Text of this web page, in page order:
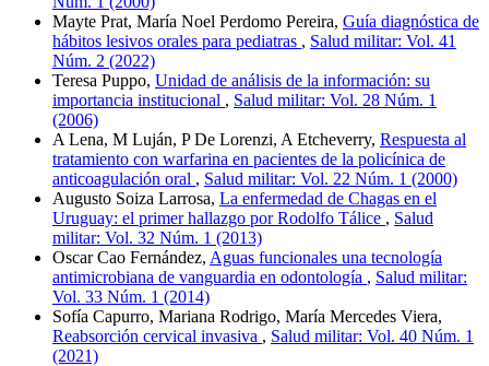
Mayte Prat, María Noel Perdomo Pereira, Guía diagnóstica de
hábitos lesivos orales para pediatras , Salud militar: Vol. 41
Núm. 2 (2022)
Teresa Puppo, Unidad de análisis de la información: su
importancia institucional , Salud militar: Vol. 28 Núm. 1
(2006)
A Lena, M Luján, P De Lorenzi, A Etcheverry, Respuesta al
tratamiento con warfarina en pacientes de la policínica de
anticoagulación oral , Salud militar: Vol. 22 Núm. 1 (2000)
Augusto Soiza Larrosa, La enfermedad de Chagas en el
Uruguay: el primer hallazgo por Rodolfo Tálice , Salud
militar: Vol. 32 Núm. 1 (2013)
Oscar Cao Fernández, Aguas funcionales una tecnología
antimicrobiana de vanguardia en odontología , Salud militar:
Vol. 33 Núm. 1 (2014)
Sofía Capurro, Mariana Rodrigo, María Mercedes Viera,
Reabsorción cervical invasiva , Salud militar: Vol. 40 Núm. 1
(2021)